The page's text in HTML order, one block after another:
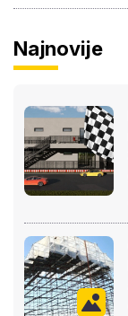
Najnovije